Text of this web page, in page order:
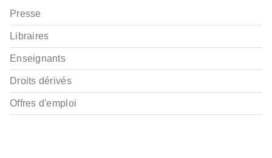
Presse
Libraires
Enseignants
Droits dérivés
Offres d'emploi